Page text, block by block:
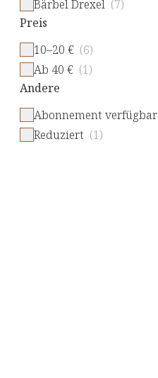
Bärbel Drexel (7)
Preis
10–20 € (6)
Ab 40 € (1)
Andere
Abonnement verfügbar
Reduziert (1)